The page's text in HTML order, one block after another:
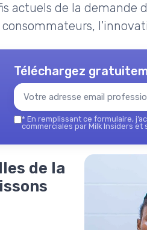
actuels de la demande
Téléchargez
* En remplissant ce formulaire,
commerciales par Milk Insiders et
de la